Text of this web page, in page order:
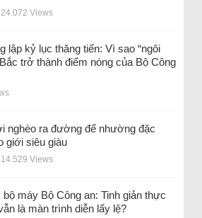
Views
lập kỷ lục thăng tiến: Vì sao “ngôi
trở thành điểm nóng của Bộ Công
nghèo ra đường để nhường đặc
giới siêu giàu
Views
bộ máy Bộ Công an: Tinh giản thực
là màn trình diễn lấy lệ?